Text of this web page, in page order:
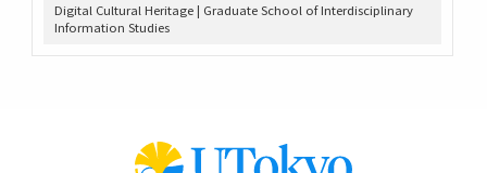
Digital Cultural Heritage | Graduate School of Interdisciplinary
Information Studies